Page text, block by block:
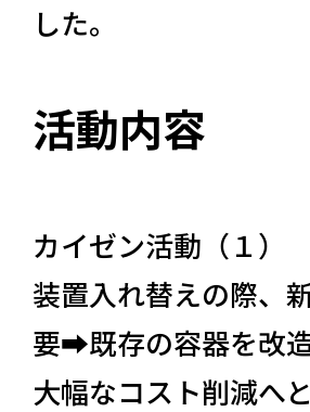
した。
活動内容
カイゼン活動（１）
装置入れ替えの際、
要➡既存の容器を改
大幅なコスト削減へ